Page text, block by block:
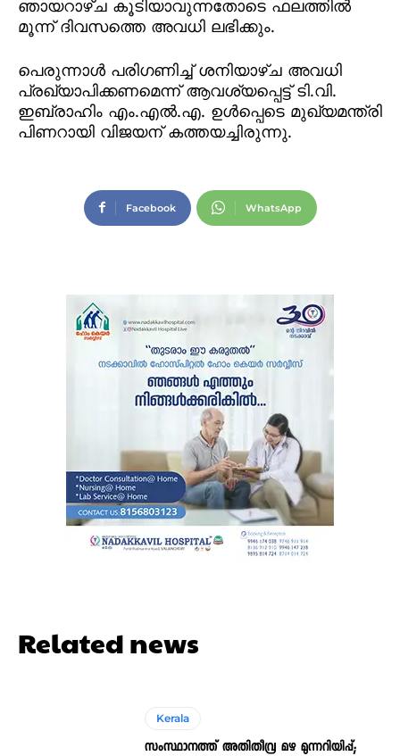
ഞായറാഴ്ച കൂടിയാവുന്നതോടെ ഫലത്തില്‍
മൂന്ന് ദിവസത്തെ അവധി ലഭിക്കും.
പെരുന്നാള്‍ പരിഗണിച്ച് ശനിയാഴ്ച അവധി
പ്രഖ്യാപിക്കണമെന്ന് ആവശ്യപ്പെട്ട് ടി.വി.
ഇബ്രാഹിം എം.എല്‍.എ. ഉള്‍പ്പെടെ മുഖ്യമന്ത്രി
പിണറായി വിജയന് കത്തയച്ചിരുന്നു.
Facebook WhatsApp
Related news
Kerala
സംസ്ഥാനത്ത് അതിതീവ്ര മഴ മുന്നറിയിപ്പ്;